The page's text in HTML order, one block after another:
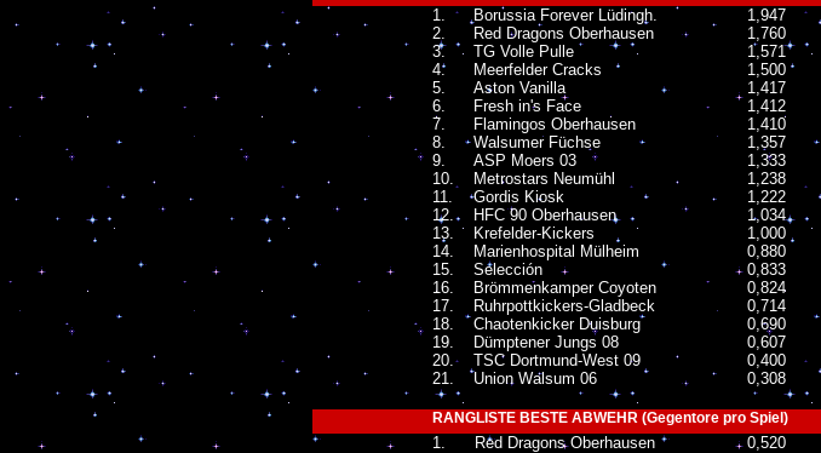
1. Borussia Forever Lüdingh.
1,947
2.
Red Dragons Oberhausen
1,760
3.
TG Volle Pulle
1,571
4.
Meerfelder Cracks
1,500
5.
Aston Vanilla
1,417
6.
Fresh in's Face
1,412
7.
Flamingos Oberhausen
1,410
8.
Walsumer Füchse
1,357
9.
ASP Moers 03
1,333
10.
Metrostars Neumühl
1,238
11.
Gordis Kiosk
1,222
12.
HFC 90 Oberhausen
1,034
13.
Krefelder-Kickers
1,000
14.
Marienhospital Mülheim
0,880
15.
Selección
0,833
16.
Brömmenkamper Coyoten
0,824
17.
Ruhrpottkickers-Gladbeck
0,714
18.
Chaotenkicker Duisburg
0,690
19.
Dümptener Jungs 08
0,607
20.
TSC Dortmund-West 09
0,400
21.
Union Walsum 06 0,308
RANGLISTE BESTE ABWEHR (Gegentore pro Spiel)
1. Red Dragons Oberhausen
0,520